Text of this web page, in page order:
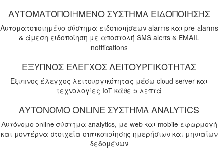
ΑΥΤΟΜΑΤΟΠΟΙΗΜΕΝΟ ΣΥΣΤΗΜΑ ΕΙΔΟΠΟΙΗΣΗΣ
Αυτοματοποιημένο σύστημα ειδοποιήσεων alarms και pre-alarms
& άμεση ειδοποίηση με αποστολή SMS alerts & EMAIL
notifications
ΕΞΥΠΝΟΣ ΕΛΕΓΧΟΣ ΛΕΙΤΟΥΡΓΙΚΟΤΗΤΑΣ
Έξυπνος έλεγχος λειτουργικότητας μέσω cloud server και
τεχνολογίες ΙοΤ κάθε 5 λεπτά
ΑΥΤΟΝΟΜΟ ONLINE ΣΥΣΤΗΜΑ ANALYTICS
Αυτόνομο online σύστημα analytics, με web και mobile εφαρμογή
και μοντέρνα στοιχεία οπτικοποίησης ημερήσιων και μηνιαίων
δεδομένων